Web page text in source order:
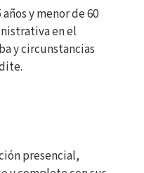
y menor de 60
en el
y circunstancias
presencial,